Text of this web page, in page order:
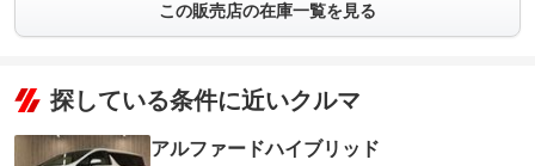
この販売店の在庫一覧を見る
探している条件に近いクルマ
アルファードハイブリッド